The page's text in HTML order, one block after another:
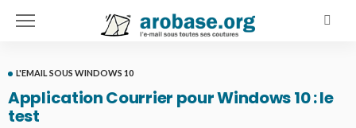
L'EMAIL SOUS WINDOWS 10
Application Courrier pour Windows 10 : le
test